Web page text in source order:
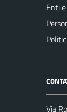
Enti
Via